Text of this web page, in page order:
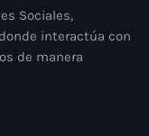
Sociales,
interactúa con
de manera